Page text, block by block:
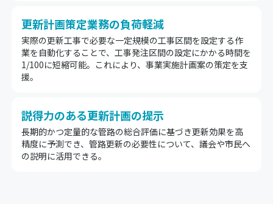
更新計画策定業務の負荷軽減
実際の更新工事で必要な一定規模の工事区間を設定する作
業を自動化することで、工事発注区間の設定にかかる時間を
1/100に短縮可能。これにより、事業実施計画案の策定を支
援。
説得力のある更新計画の提示
長期的かつ定量的な管路の総合評価に基づき更新効果を高
精度に予測でき、管路更新の必要性について、議会や市民へ
の説明に活用できる。